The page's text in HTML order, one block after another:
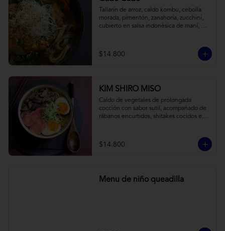
Tallarín de arroz, caldo kombu, cebolla
morada, pimentón, zanahoria, zucchini,
cubierto en salsa indonésica de maní,
$14.800
KIM SHIRO MISO
Caldo de vegetales de prolongada
cocción con sabor sutil, acompañado de
rábanos encurtidos, shitakes cocidos en
vegana) y los infaltables fideos de ramen.
$14.800
Menu de niño queadilla